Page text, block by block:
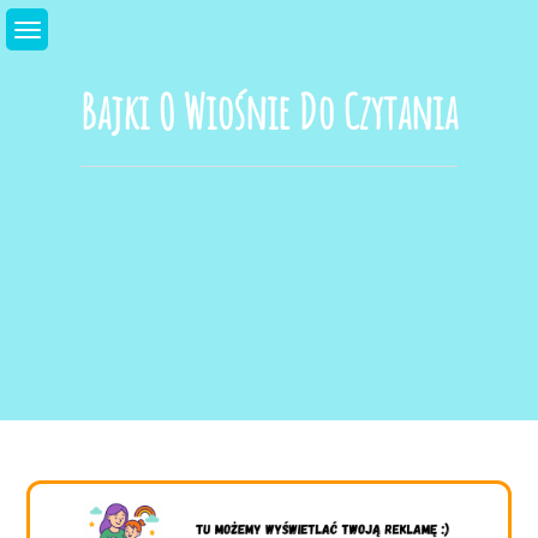
Skip
to
Bajki O Wiośnie Do Czytania